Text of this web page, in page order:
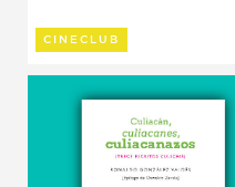
CINECLUB